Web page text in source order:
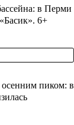
в Перми
6+
осенним пиком: в